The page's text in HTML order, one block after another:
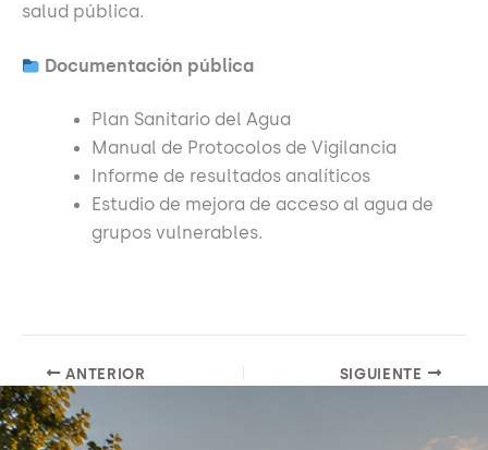
salud pública.
Documentación pública
Plan Sanitario del Agua
Manual de Protocolos de Vigilancia
Informe de resultados analíticos
Estudio de mejora de acceso al agua de
grupos vulnerables.
ANTERIOR SIGUIENTE